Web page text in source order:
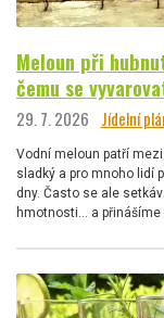
Meloun při
čemu se
29. 7. 2026 Jídelní
Vodní meloun patří
sladký a pro mnoho lidí
dny. Často se ale
hmotnosti… a přinášíme